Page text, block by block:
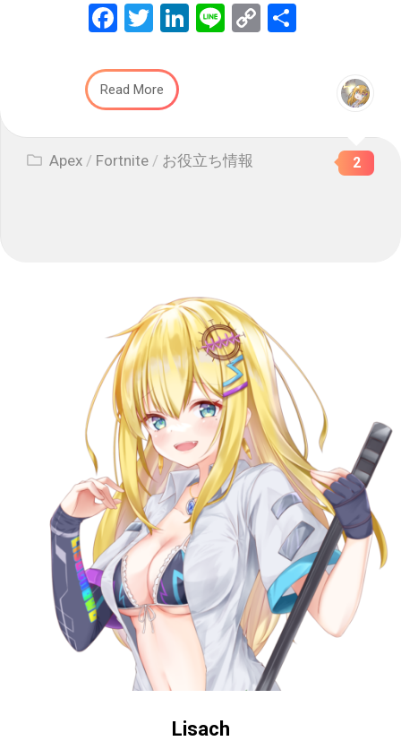
Facebook
Twitter
LinkedIn
LineCopy
Read More
Apex / Fortnite / お役立ち情報 2
Lisach